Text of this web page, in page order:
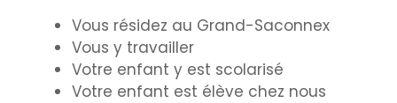
Vous résidez au Grand-Saconnex
Vous y travailler
Votre enfant y est scolarisé
Votre enfant est élève chez nous